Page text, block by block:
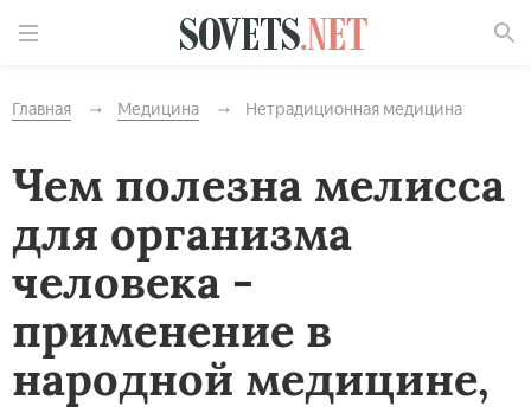
Главная Медицина Нетрадиционная медицина
Чем полезна мелисса
для организма
человека -
применение в
народной медицине,